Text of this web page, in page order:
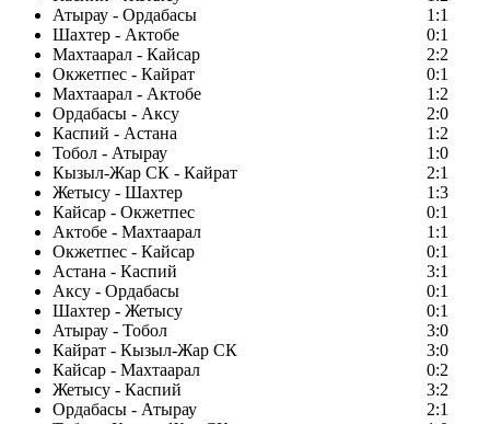
Атырау - Ордабасы
1:1
Шахтер - Актобе
0:1
Махтаарал - Кайсар
2:2
Окжетпес - Кайрат
0:1
Махтаарал - Актобе
1:2
Ордабасы - Аксу
2:0
Каспий - Астана
1:2
Тобол - Атырау
1:0
Кызыл-Жар СК - Кайрат
2:1
Жетысу - Шахтер
1:3
Кайсар - Окжетпес
0:1
Актобе - Махтаарал
1:1
Окжетпес - Кайсар
0:1
Астана - Каспий
3:1
Аксу - Ордабасы
0:1
Шахтер - Жетысу
0:1
Атырау - Тобол
3:0
Кайрат - Кызыл-Жар СК
3:0
Кайсар - Махтаарал
0:2
Жетысу - Каспий
3:2
Ордабасы - Атырау
2:1